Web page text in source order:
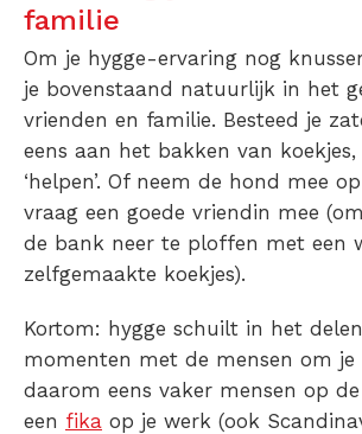
familie
Om je hygge-ervaring nog
je bovenstaand natuurlijk in het
vrienden en familie. Besteed je
eens aan het bakken van
‘helpen’. Of neem de hond mee
vraag een goede vriendin mee
de bank neer te ploffen met een
zelfgemaakte koekjes).
Kortom: hygge schuilt in het
momenten met de mensen om je
daarom eens vaker mensen op
een fika op je werk (ook